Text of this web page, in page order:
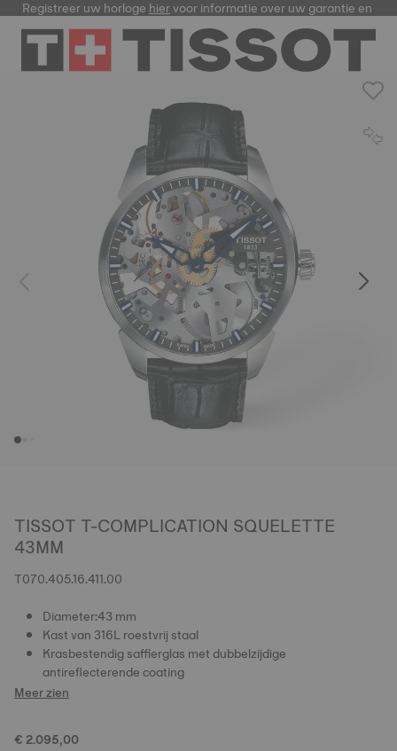
Registreer uw horlogehiervoor informatie over uw garantie en
TISSOT T-COMPLICATION SQUELETTE
43MM
T070.405.16.411.00
Diameter:43 mm
Kast van 316L roestvrij staal
Krasbestendig saffierglas met dubbelzijdige
antireflecterende coating
Meer zien
€ 2.095,00